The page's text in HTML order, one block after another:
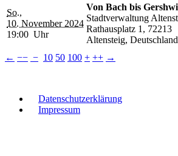
So.,
10. November 2024
19:00 Uhr
Von Bach bis
Stadtverwaltung
Rathausplatz 1, 72213
Altensteig, Deutschland
← −− − 10 50 100 + ++ →
Datenschutzerklärung
Impressum